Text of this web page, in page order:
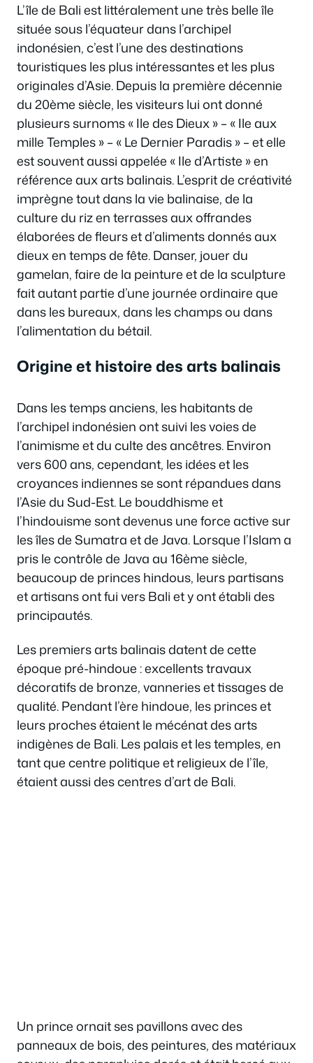
L’île de Bali est littéralement une très belle île
située sous l’équateur dans l’archipel
indonésien, c’est l’une des destinations
touristiques les plus intéressantes et les plus
originales d’Asie. Depuis la première décennie
du 20ème siècle, les visiteurs lui ont donné
plusieurs surnoms « Ile des Dieux » – « Ile aux
mille Temples » – « Le Dernier Paradis » – et elle
est souvent aussi appelée « Ile d’Artiste » en
référence aux arts balinais. L’esprit de créativité
imprègne tout dans la vie balinaise, de la
culture du riz en terrasses aux offrandes
élaborées de fleurs et d’aliments donnés aux
dieux en temps de fête. Danser, jouer du
gamelan, faire de la peinture et de la sculpture
fait autant partie d’une journée ordinaire que
dans les bureaux, dans les champs ou dans
l’alimentation du bétail.
Origine et histoire des arts balinais
Dans les temps anciens, les habitants de
l’archipel indonésien ont suivi les voies de
l’animisme et du culte des ancêtres. Environ
vers 600 ans, cependant, les idées et les
croyances indiennes se sont répandues dans
l’Asie du Sud-Est. Le bouddhisme et
l’hindouisme sont devenus une force active sur
les îles de Sumatra et de Java. Lorsque l’Islam a
pris le contrôle de Java au 16ème siècle,
beaucoup de princes hindous, leurs partisans
et artisans ont fui vers Bali et y ont établi des
principautés.
Les premiers arts balinais datent de cette
époque pré-hindoue : excellents travaux
décoratifs de bronze, vanneries et tissages de
qualité. Pendant l’ère hindoue, les princes et
leurs proches étaient le mécénat des arts
indigènes de Bali. Les palais et les temples, en
tant que centre politique et religieux de l’île,
étaient aussi des centres d’art de Bali.
Un prince ornait ses pavillons avec des
panneaux de bois, des peintures, des matériaux